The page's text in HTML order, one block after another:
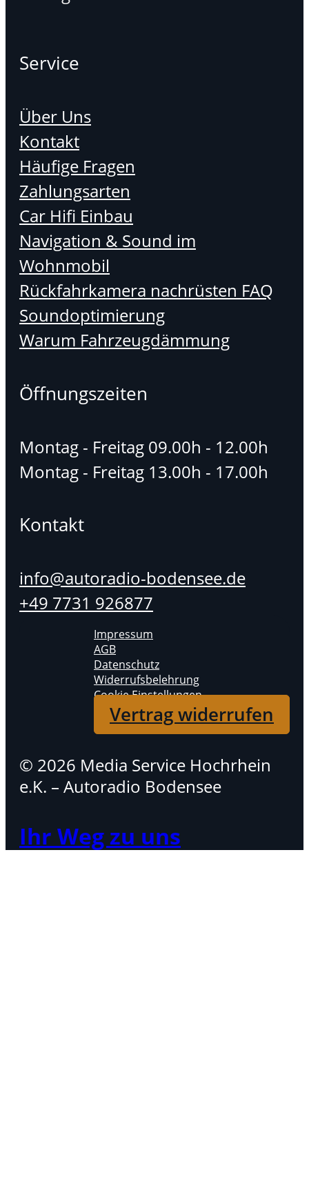
Service
Über Uns
Kontakt
Häufige Fragen
Zahlungsarten
Car Hifi Einbau
Navigation & Sound im
Wohnmobil
Rückfahrkamera nachrüsten FAQ
Soundoptimierung
Warum Fahrzeugdämmung
Öffnungszeiten
Montag - Freitag 09.00h - 12.00h
Montag - Freitag 13.00h - 17.00h
Kontakt
info@autoradio-bodensee.de
+49 7731 926877
Impressum
AGB
Datenschutz
Widerrufsbelehrung
Cookie Einstellungen
Vertrag widerrufen
© 2026 Media Service Hochrhein
e.K. – Autoradio Bodensee
Ihr Weg zu uns